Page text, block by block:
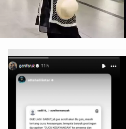
Instagram @genifaruk dan